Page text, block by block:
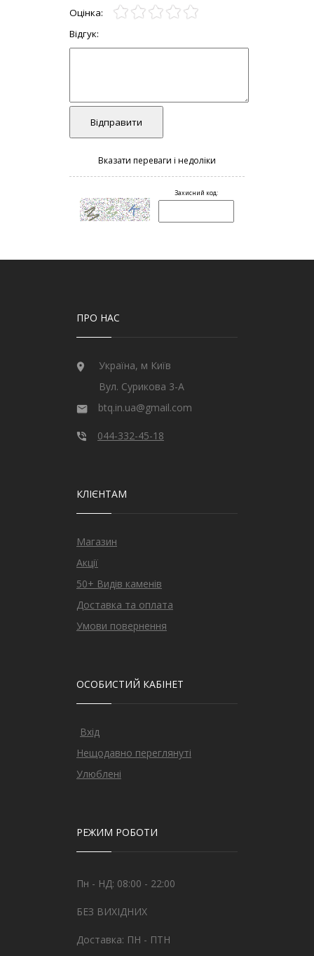
ПРО НАС
Україна, м Київ
Вул. Сурикова 3-А
btq.in.ua@gmail.com
044-332-45-18
КЛІЄНТАМ
Магазин
Акції
50+ Видів каменів
Доставка та оплата
Умови повернення
ОСОБИСТИЙ КАБІНЕТ
Вхід
Нещодавно переглянуті
Улюблені
РЕЖИМ РОБОТИ
Пн - НД: 08:00 - 22:00
БЕЗ ВИХІДНИХ
Доставка: ПН - ПТН